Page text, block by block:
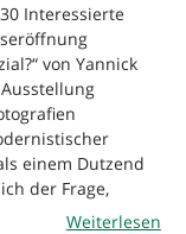
Interessierte
von Yannick
einem Dutzend
der Frage,
Weiterlesen